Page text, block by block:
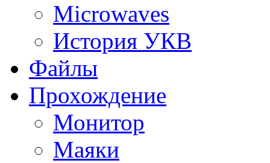
Microwaves
История УКВ
Файлы
Прохождение
Монитор
Маяки